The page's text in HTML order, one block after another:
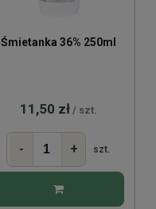
Śmietanka 36% 250ml
11,50 zł / szt.
- + szt.